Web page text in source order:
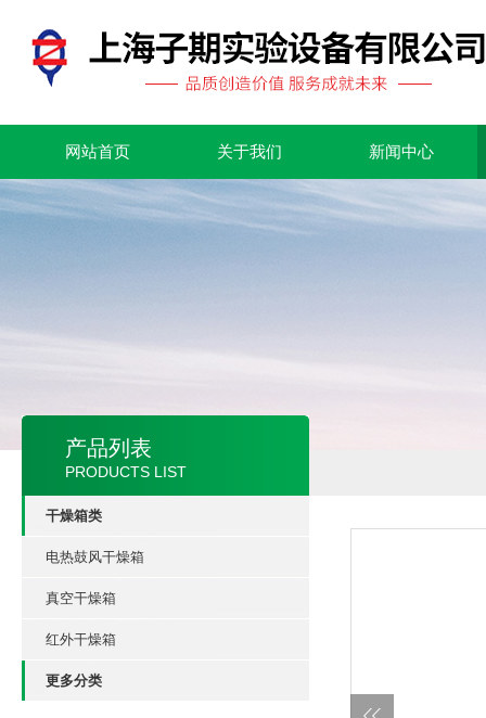
网站首页 关于我们 新闻中心
产品列表
PRODUCTS LIST
干燥箱类
电热鼓风干燥箱
真空干燥箱
红外干燥箱
更多分类